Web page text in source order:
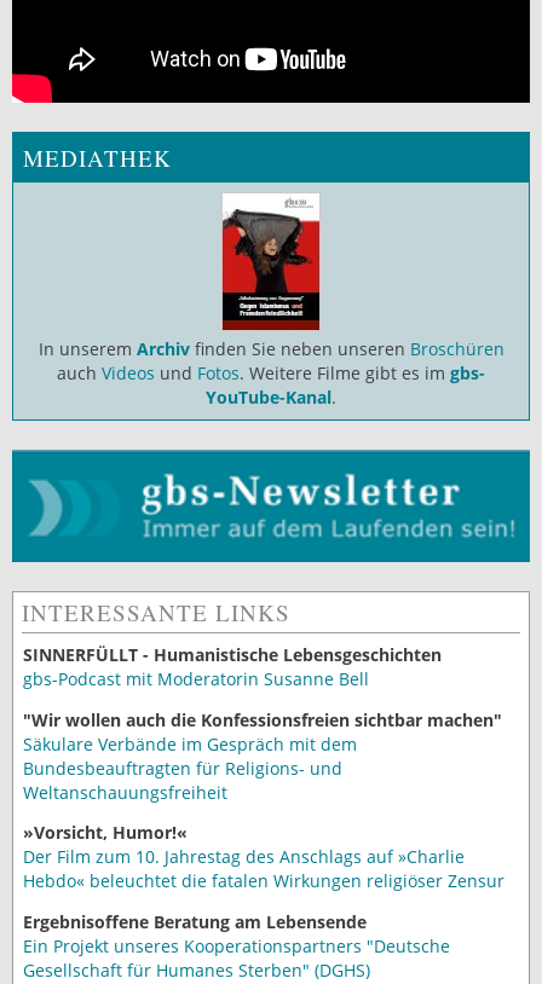
MEDIATHEK
In unserem Archiv finden Sie neben unseren Broschüren
auch Videos und Fotos. Weitere Filme gibt es im gbs-
YouTube-Kanal.
INTERESSANTE LINKS
SINNERFÜLLT - Humanistische Lebensgeschichten
gbs-Podcast mit Moderatorin Susanne Bell
"Wir wollen auch die Konfessionsfreien sichtbar machen"
Säkulare Verbände im Gespräch mit dem
Bundesbeauftragten für Religions- und
Weltanschauungsfreiheit
»Vorsicht, Humor!«
Der Film zum 10. Jahrestag des Anschlags auf »Charlie
Hebdo« beleuchtet die fatalen Wirkungen religiöser Zensur
Ergebnisoffene Beratung am Lebensende
Ein Projekt unseres Kooperationspartners "Deutsche
Gesellschaft für Humanes Sterben" (DGHS)